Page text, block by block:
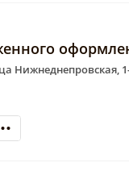
Нижнеднепровская,